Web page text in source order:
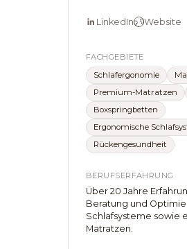
LinkedIn Website
FACHGEBIETE
Schlafergonomie
Premium-Matratzen
Boxspringbetten
Ergonomische
Rückengesundheit
BERUFSERFAHRUNG
Über 20 Jahre
Beratung und
Schlafsysteme sowie
Matratzen.